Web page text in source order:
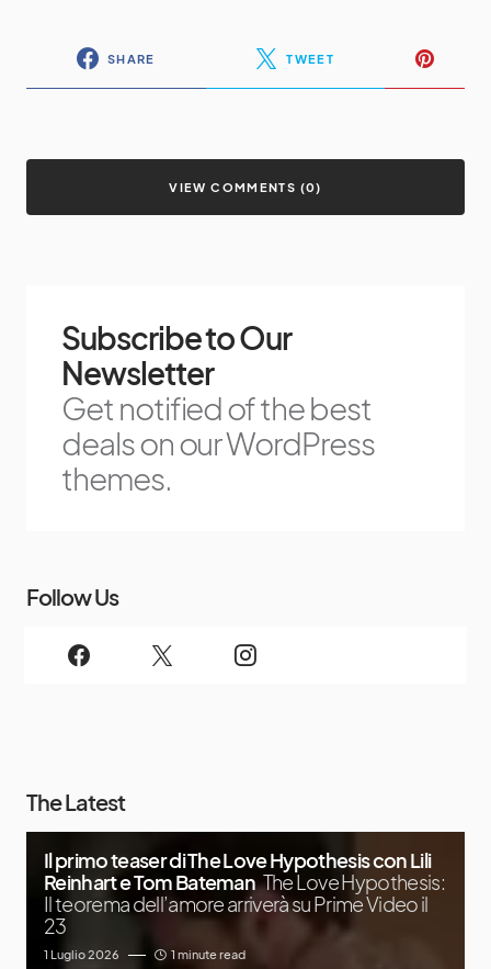
SHARE TWEET
VIEW COMMENTS (0)
Subscribe to Our
Newsletter
Get notified of the best
deals on our WordPress
themes.
Follow Us
The Latest
Il primo teaser di The Love Hypothesis con Lili
Reinhart e Tom Bateman The Love Hypothesis:
Il teorema dell’amore arriverà su Prime Video il
23
1 Luglio 2026 1 minute read